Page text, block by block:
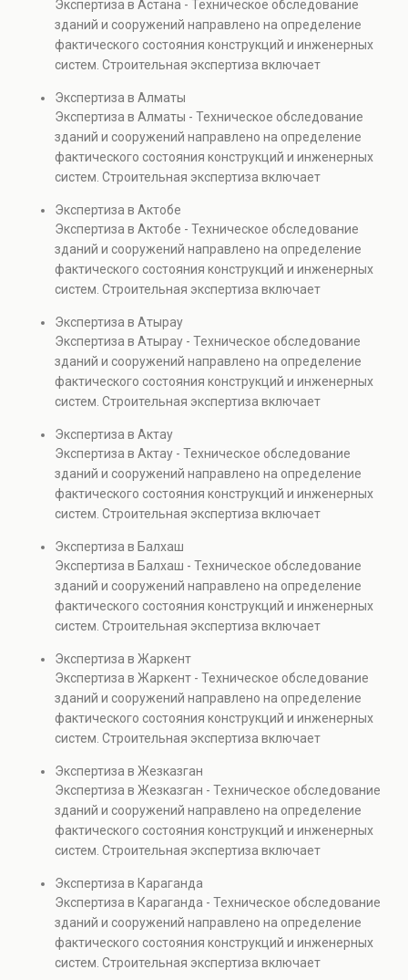
безопасности
эксплуатации
строительных объектов.
дисциплины при
реализации строительных
проектов.
Услуга востребована при покупке недвижимости,
капитальном ремонте и реконструкции объектов, а
также при судебных разбирательствах и технических
проверках.
Экспертиза в Астана - Техническое обследование
зданий и сооружений направлено на определение
фактического состояния конструкций и инженерных
систем. Строительная экспертиза включает
элементов и оценку эксплуатационной безопасности.
Услуга востребована при покупке недвижимости,
капитальном ремонте и реконструкции объектов, а
также при судебных разбирательствах и технических
проверках.
Экспертиза в Алматы
Экспертиза в Алматы - Техническое обследование
зданий и сооружений направлено на определение
фактического состояния конструкций и инженерных
систем. Строительная экспертиза включает
элементов и оценку эксплуатационной безопасности.
Услуга востребована при покупке недвижимости,
капитальном ремонте и реконструкции объектов, а
также при судебных разбирательствах и технических
проверках.
Экспертиза в Актобе
Экспертиза в Актобе - Техническое обследование
зданий и сооружений направлено на определение
фактического состояния конструкций и инженерных
систем. Строительная экспертиза включает
элементов и оценку эксплуатационной безопасности.
Услуга востребована при покупке недвижимости,
капитальном ремонте и реконструкции объектов, а
также при судебных разбирательствах и технических
проверках.
Экспертиза в Атырау
Экспертиза в Атырау - Техническое обследование
зданий и сооружений направлено на определение
фактического состояния конструкций и инженерных
систем. Строительная экспертиза включает
элементов и оценку эксплуатационной безопасности.
Услуга востребована при покупке недвижимости,
капитальном ремонте и реконструкции объектов, а
также при судебных разбирательствах и технических
проверках.
Экспертиза в Актау
Экспертиза в Актау - Техническое обследование
зданий и сооружений направлено на определение
фактического состояния конструкций и инженерных
систем. Строительная экспертиза включает
элементов и оценку эксплуатационной безопасности.
Услуга востребована при покупке недвижимости,
капитальном ремонте и реконструкции объектов, а
также при судебных разбирательствах и технических
проверках.
Экспертиза в Балхаш
Экспертиза в Балхаш - Техническое обследование
зданий и сооружений направлено на определение
фактического состояния конструкций и инженерных
систем. Строительная экспертиза включает
элементов и оценку эксплуатационной безопасности.
Услуга востребована при покупке недвижимости,
капитальном ремонте и реконструкции объектов, а
также при судебных разбирательствах и технических
проверках.
Экспертиза в Жаркент
Экспертиза в Жаркент - Техническое обследование
зданий и сооружений направлено на определение
фактического состояния конструкций и инженерных
систем. Строительная экспертиза включает
элементов и оценку эксплуатационной безопасности.
Услуга востребована при покупке недвижимости,
капитальном ремонте и реконструкции объектов, а
также при судебных разбирательствах и технических
проверках.
Экспертиза в Жезказган
Экспертиза в Жезказган - Техническое обследование
зданий и сооружений направлено на определение
фактического состояния конструкций и инженерных
систем. Строительная экспертиза включает
элементов и оценку эксплуатационной безопасности.
Услуга востребована при покупке недвижимости,
капитальном ремонте и реконструкции объектов, а
также при судебных разбирательствах и технических
проверках.
Экспертиза в Караганда
Экспертиза в Караганда - Техническое обследование
зданий и сооружений направлено на определение
фактического состояния конструкций и инженерных
систем. Строительная экспертиза включает